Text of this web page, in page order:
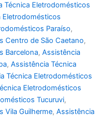
Técnica Eletrodomésticos
Eletrodomésticos
Paraíso,
Centro de São Caetano,
Barcelona, Assistência
, Assistência Técnica
Técnica Eletrodomésticos
Eletrodomésticos
Tucuruvi,
Vila Guilherme, Assistência